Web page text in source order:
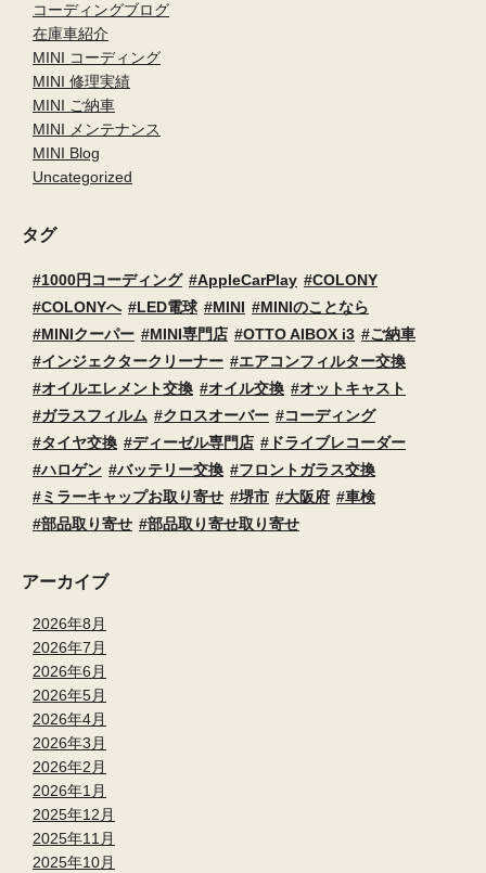
コーディングブログ
在庫車紹介
MINI コーディング
MINI 修理実績
MINI ご納車
MINI メンテナンス
MINI Blog
Uncategorized
タグ
1000円コーディング AppleCarPlay
COLONY
COLONYへ
LED電球 MINI
MINIのことなら
MINIクーパー
MINI専門店 OTTO AIBOX i3
ご納車
インジェクタークリーナー
エアコンフィルター交換
オイルエレメント交換
オイル交換
オットキャスト
ガラスフィルム
クロスオーバー
コーディング
タイヤ交換
ディーゼル専門店
ドライブレコーダー
ハロゲン
バッテリー交換
フロントガラス交換
ミラーキャップお取り寄せ
堺市 大阪府
車検
部品取り寄せ
部品取り寄せ取り寄せ
アーカイブ
2026年8月
2026年7月
2026年6月
2026年5月
2026年4月
2026年3月
2026年2月
2026年1月
2025年12月
2025年11月
2025年10月